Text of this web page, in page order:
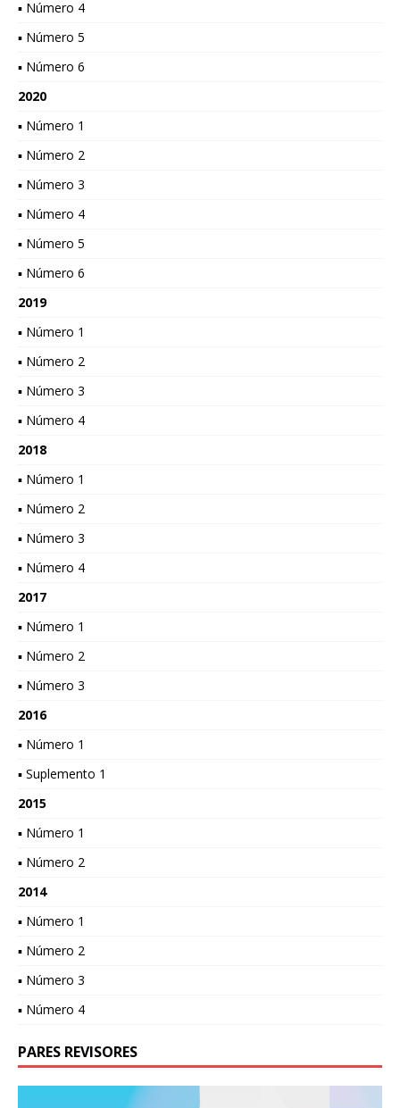
▪ Número 4
▪ Número 5
▪ Número 6
2020
▪ Número 1
▪ Número 2
▪ Número 3
▪ Número 4
▪ Número 5
▪ Número 6
2019
▪ Número 1
▪ Número 2
▪ Número 3
▪ Número 4
2018
▪ Número 1
▪ Número 2
▪ Número 3
▪ Número 4
2017
▪ Número 1
▪ Número 2
▪ Número 3
2016
▪ Número 1
▪ Suplemento 1
2015
▪ Número 1
▪ Número 2
2014
▪ Número 1
▪ Número 2
▪ Número 3
▪ Número 4
PARES REVISORES